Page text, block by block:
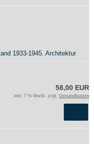
1933-1945. Architektur
58,00 EUR
inkl. 7 % MwSt. zzgl. Versandkosten